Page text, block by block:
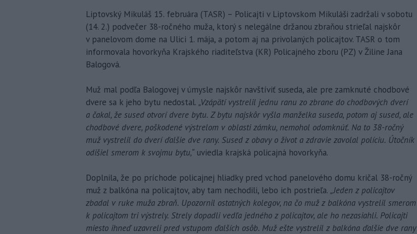
Liptovský Mikuláš 15. februára (TASR) – Policajti v Liptovskom Mikuláši zadržali v sobotu
(14. 2.) podvečer 38-ročného muža, ktorý s nelegálne držanou zbraňou strieľal najskôr
v panelovom dome na Ulici 1. mája, a potom aj na privolaných policajtov. TASR o tom
informovala hovorkyňa Krajského riaditeľstva (KR) Policajného zboru (PZ) v Žiline Jana
Balogová.
Muž mal podľa Balogovej v úmysle najskôr navštíviť suseda, ale pre zamknuté chodbové
dvere sa k jeho bytu nedostal. „Vzápätí vystrelil jednu ranu zo zbrane do chodbových dverí
a čakal, že sused otvorí dvere bytu. Z bytu najskôr vyšla manželka suseda, potom aj sused, ale
chodbové dvere, poškodené výstrelom v oblasti zámku, nemohol odomknúť. Na to 38-ročný
muž vystrelil do dverí ďalšie dve rany. Sused z obavy o život a zdravie zavolal políciu. Útočník
odišiel smerom k svojmu bytu,“ uviedla krajská policajná hovorkyňa.
Doplnila, že po príchode policajnej hliadky pred vchod panelového domu kričal 38-ročný
muž z balkóna na policajtov, aby tam nechodili, lebo ich postrieľa. „Jeden z policajtov
zbadal v ruke muža zbraň. Upozornil ostatných kolegov, na čo muž z balkóna vystrelil smerom
k policajtom tri výstrely. Strely dopadli vedľa jedného z policajtov, ale ho nezasiahli. Policajti
miesto ihneď uzavreli pred vstupom ďalších osôb. Muž ešte vystrelil z balkóna ďalšie dve rany